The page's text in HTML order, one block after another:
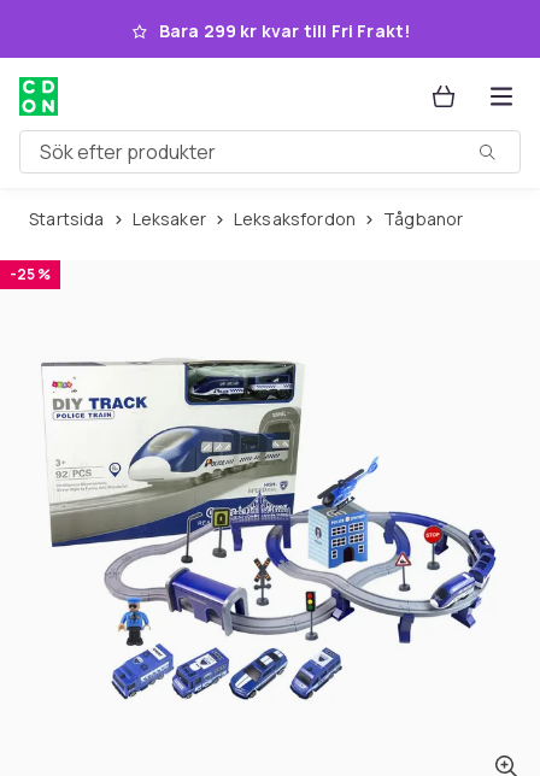
Hoppa till huvudinnehållet
Bara 299 kr kvar till Fri Frakt!
Sök efter produkter
Startsida Leksaker Leksaksfordon Tågbanor
-25 %